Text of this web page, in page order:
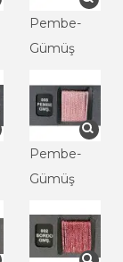
Pembe-
Gümüş
Pembe-
Gümüş